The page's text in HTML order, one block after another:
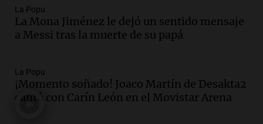
Audio.Chile planteó mejorar la
conectividad fronteriza, aérea y digital
Episodios
Audio.Del fitness a la longevidad: por
qué crece el consumo de alimentos con
La Popu
La Mona Jiménez le dejó un sentido mensaje
a Messi tras la muerte de su papá
La Popu
¡Momento soñado! Joaco Martín de Desakta2
cantó con Carín León en el Movistar Arena